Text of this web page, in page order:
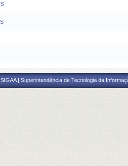
SIGAA | Superintendência de Tecnologia da